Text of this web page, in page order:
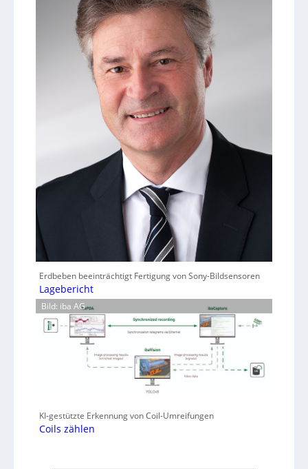
Erdbeben beeinträchtigt Fertigung von Sony-Bildsensoren
Lagebericht
Bild: iba AG
KI-gestützte Erkennung von Coil-Umreifungen
Coils zählen